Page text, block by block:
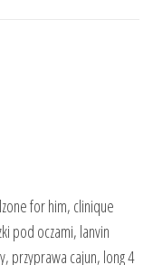
for him, clinique
pod oczami, lanvin
przyprawa cajun, long 4